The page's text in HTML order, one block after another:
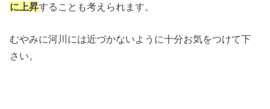
に上昇することも考えられます。
むやみに河川には近づかないように十分お気をつけて下
さい。